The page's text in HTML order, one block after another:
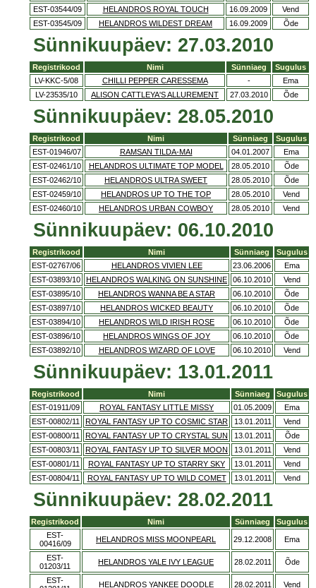
EST-03544/09
HELANDROS ROYAL TOUCH 16.09.2009
Vend
EST-03545/09
HELANDROS WILDEST DREAM 16.09.2009 Õde
Sünnikuupäev: 27.03.2010
Registrikood Nimi Sünniaeg
Sugulus
LV-KKC-5/08
CHILLI PEPPER CARESSEMA -
Ema
LV-23535/10
ALISON CATTLEYA'S ALLUREMENT 27.03.2010 Õde
Sünnikuupäev: 28.05.2010
Registrikood Nimi Sünniaeg
Sugulus
EST-01946/07
RAMSAN TILDA-MAI 04.01.2007
Ema
EST-02461/10
HELANDROS ULTIMATE TOP MODEL 28.05.2010
Õde
EST-02462/10
HELANDROS ULTRA SWEET 28.05.2010
Õde
EST-02459/10
HELANDROS UP TO THE TOP 28.05.2010
Vend
EST-02460/10
HELANDROS URBAN COWBOY 28.05.2010 Vend
Sünnikuupäev: 06.10.2010
Registrikood Nimi Sünniaeg
Sugulus
EST-02767/06
HELANDROS VIVIEN LEE 23.06.2006
Ema
EST-03893/10
HELANDROS WALKING ON SUNSHINE 06.10.2010
Vend
EST-03895/10
HELANDROS WANNA BE A STAR 06.10.2010
Õde
EST-03897/10
HELANDROS WICKED BEAUTY 06.10.2010
Õde
EST-03894/10
HELANDROS WILD IRISH ROSE 06.10.2010
Õde
EST-03896/10
HELANDROS WINGS OF JOY 06.10.2010
Õde
EST-03892/10
HELANDROS WIZARD OF LOVE 06.10.2010 Vend
Sünnikuupäev: 13.01.2011
Registrikood Nimi Sünniaeg
Sugulus
EST-01911/09
ROYAL FANTASY LITTLE MISSY 01.05.2009
Ema
EST-00802/11
ROYAL FANTASY UP TO COSMIC STAR 13.01.2011
Vend
EST-00800/11
ROYAL FANTASY UP TO CRYSTAL SUN 13.01.2011
Õde
EST-00803/11
ROYAL FANTASY UP TO SILVER MOON 13.01.2011
Vend
EST-00801/11
ROYAL FANTASY UP TO STARRY SKY 13.01.2011
Vend
EST-00804/11
ROYAL FANTASY UP TO WILD COMET 13.01.2011 Vend
Sünnikuupäev: 28.02.2011
Registrikood Nimi Sünniaeg
Sugulus
EST-
00416/09
HELANDROS MISS MOONPEARL 29.12.2008 Ema
EST-
01203/11
HELANDROS YALE IVY LEAGUE 28.02.2011 Õde
EST-
HELANDROS YANKEE DOODLE 28.02.2011 Vend